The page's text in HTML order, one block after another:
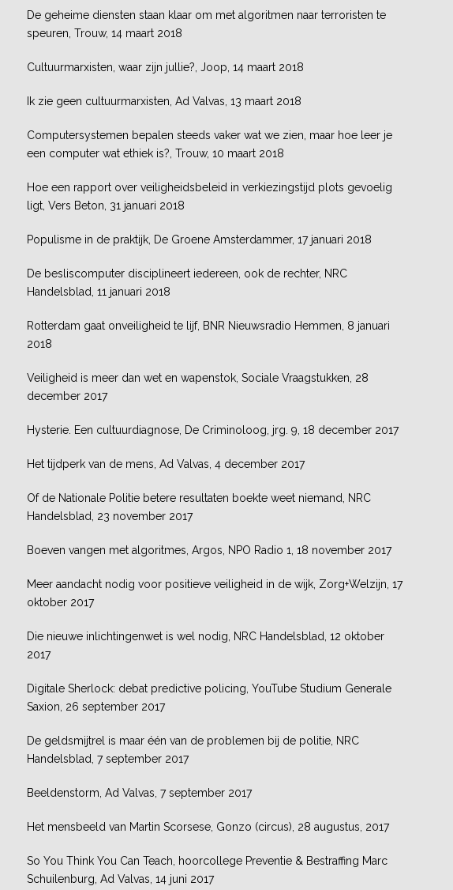
De geheime diensten staan klaar om met algoritmen naar terroristen te
speuren, Trouw, 14 maart 2018
Cultuurmarxisten, waar zijn jullie?, Joop, 14 maart 2018
Ik zie geen cultuurmarxisten, Ad Valvas, 13 maart 2018
Computersystemen bepalen steeds vaker wat we zien, maar hoe leer je
een computer wat ethiek is?, Trouw, 10 maart 2018
Hoe een rapport over veiligheidsbeleid in verkiezingstijd plots gevoelig
ligt, Vers Beton, 31 januari 2018
Populisme in de praktijk, De Groene Amsterdammer, 17 januari 2018
De besliscomputer disciplineert iedereen, ook de rechter, NRC
Handelsblad, 11 januari 2018
Rotterdam gaat onveiligheid te lijf, BNR Nieuwsradio Hemmen, 8 januari
2018
Veiligheid is meer dan wet en wapenstok, Sociale Vraagstukken, 28
december 2017
Hysterie. Een cultuurdiagnose, De Criminoloog, jrg. 9, 18 december 2017
Het tijdperk van de mens, Ad Valvas, 4 december 2017
Of de Nationale Politie betere resultaten boekte weet niemand, NRC
Handelsblad, 23 november 2017
Boeven vangen met algoritmes, Argos, NPO Radio 1, 18 november 2017
Meer aandacht nodig voor positieve veiligheid in de wijk, Zorg+Welzijn, 17
oktober 2017
Die nieuwe inlichtingenwet is wel nodig, NRC Handelsblad, 12 oktober
2017
Digitale Sherlock: debat predictive policing, YouTube Studium Generale
Saxion, 26 september 2017
De geldsmijtrel is maar één van de problemen bij de politie, NRC
Handelsblad, 7 september 2017
Beeldenstorm, Ad Valvas, 7 september 2017
Het mensbeeld van Martin Scorsese, Gonzo (circus), 28 augustus, 2017
So You Think You Can Teach, hoorcollege Preventie & Bestraffing Marc
Schuilenburg, Ad Valvas, 14 juni 2017